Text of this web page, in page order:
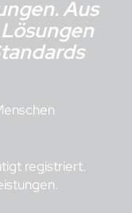
Aus
registriert.